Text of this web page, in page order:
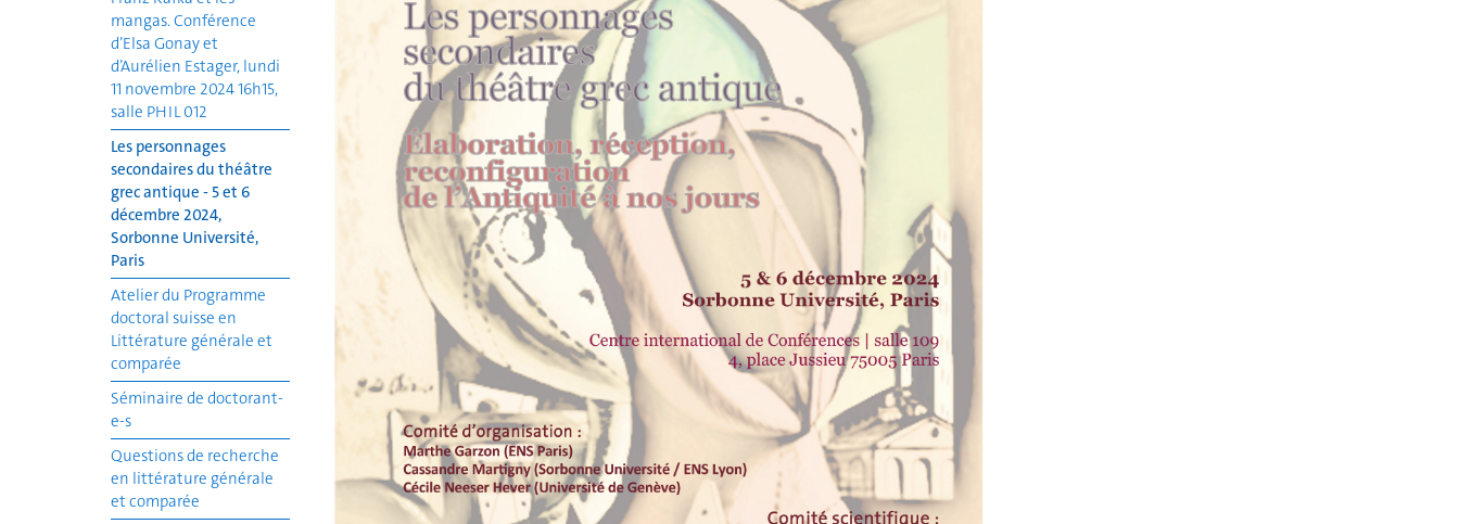
mangas. Conférence
d’Elsa Gonay et
d’Aurélien Estager, lundi
11 novembre 2024 16h15,
salle PHIL 012
Les personnages
secondaires du théâtre
grec antique - 5 et 6
décembre 2024,
Sorbonne Université,
Paris
Atelier du Programme
doctoral suisse en
Littérature générale et
comparée
Séminaire de doctorant-
e-s
Questions de recherche
en littérature générale
et comparée